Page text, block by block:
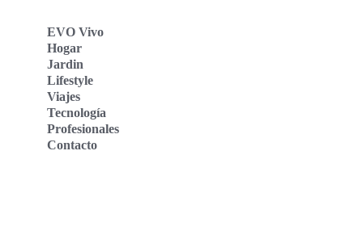
EVO Vivo
Hogar
Jardin
Lifestyle
Viajes
Tecnología
Profesionales
Contacto